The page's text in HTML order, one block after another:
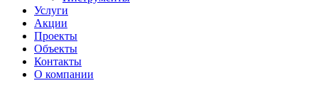
Услуги
Акции
Проекты
Объекты
Контакты
О компании